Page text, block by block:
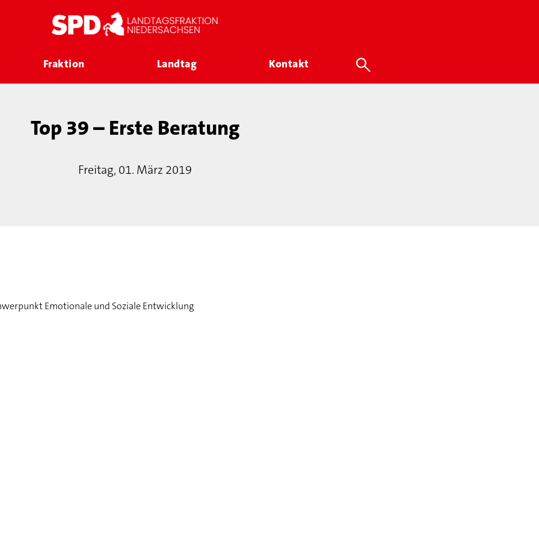
Fraktion Landtag Kontakt
Top 39 – Erste Beratung
Freitag, 01. März 2019
Emotionale und Soziale Entwicklung